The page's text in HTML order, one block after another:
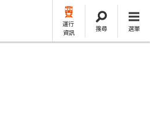
運行
資訊
搜尋 選單